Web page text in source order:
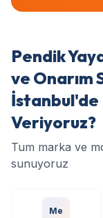
Pendik
ve Onarım
Veriyoruz?
Tum marka ve
sunuyoruz
Me